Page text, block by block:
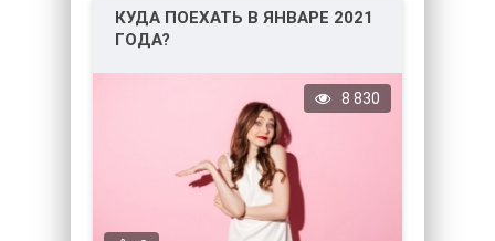
КУДА ПОЕХАТЬ В ЯНВАРЕ 2021
ГОДА?
8 830